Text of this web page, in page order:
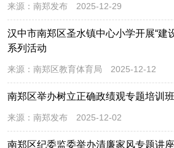
来源： 南郑发布 2025-12-29
汉中市南郑区圣水镇中心小学开展“建
系列活动
来源： 南郑区教育体育局 2025-12-12
南郑区举办树立正确政绩观专题培训班
来源： 南郑发布 2025-12-02
南郑区纪委监委举办清廉家风专题讲座